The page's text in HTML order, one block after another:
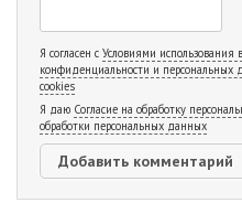
Я согласен с Условиями использования
конфиденциальности и персональных
cookies
Я даю Согласие на обработку
обработки персональных данных